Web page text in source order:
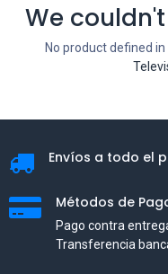
We
No product defined
Envíos a todo el
Métodos de
Pago contra
Transferencia